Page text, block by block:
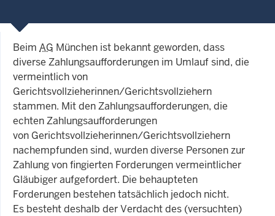
Beim AG München ist bekannt geworden, dass
diverse Zahlungsaufforderungen im Umlauf sind, die
vermeintlich von
Gerichtsvollzieherinnen/Gerichtsvollziehern
stammen. Mit den Zahlungsaufforderungen, die
echten Zahlungsaufforderungen
von Gerichtsvollzieherinnen/Gerichtsvollziehern
nachempfunden sind, wurden diverse Personen zur
Zahlung von fingierten Forderungen vermeintlicher
Gläubiger aufgefordert. Die behaupteten
Forderungen bestehen tatsächlich jedoch nicht.
Es besteht deshalb der Verdacht des (versuchten)